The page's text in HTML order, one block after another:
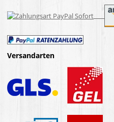
Versandarten